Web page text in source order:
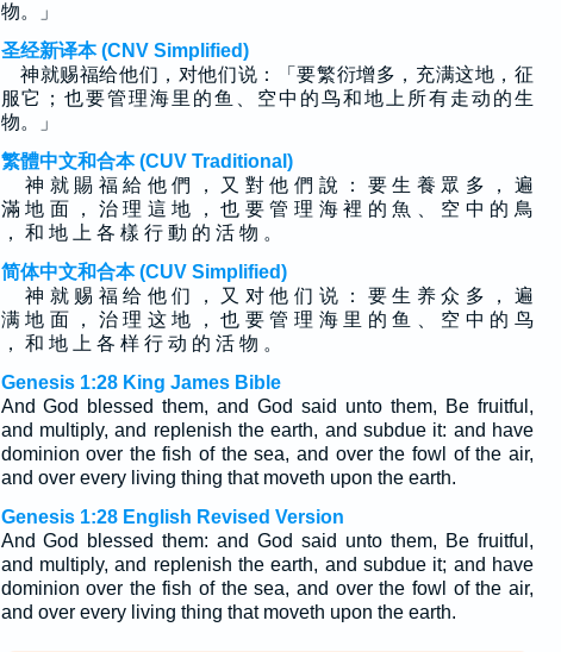
物。」
圣经新译本 (CNV Simplified)
神就赐福给他们，对他们说：「要繁衍增多，充满这地，征
服它；也要管理海里的鱼、空中的鸟和地上所有走动的生
物。」
繁體中文和合本 (CUV Traditional)
神 就 賜 福 給 他 們 ， 又 對 他 們 說 ： 要 生 養 眾 多 ， 遍
滿 地 面 ， 治 理 這 地 ， 也 要 管 理 海 裡 的 魚 、 空 中 的 鳥
， 和 地 上 各 樣 行 動 的 活 物 。
简体中文和合本 (CUV Simplified)
神 就 赐 福 给 他 们 ， 又 对 他 们 说 ： 要 生 养 众 多 ， 遍
满 地 面 ， 治 理 这 地 ， 也 要 管 理 海 里 的 鱼 、 空 中 的 鸟
， 和 地 上 各 样 行 动 的 活 物 。
Genesis 1:28 King James Bible
And God blessed them, and God said unto them, Be fruitful,
and multiply, and replenish the earth, and subdue it: and have
dominion over the fish of the sea, and over the fowl of the air,
and over every living thing that moveth upon the earth.
Genesis 1:28 English Revised Version
And God blessed them: and God said unto them, Be fruitful,
and multiply, and replenish the earth, and subdue it; and have
dominion over the fish of the sea, and over the fowl of the air,
and over every living thing that moveth upon the earth.